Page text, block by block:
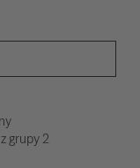
grupy 2